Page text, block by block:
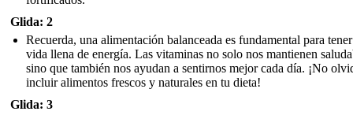
Glida: 2
Recuerda, una alimentación balanceada es fundamental para
vida llena de energía. Las vitaminas no solo nos mantienen
sino que también nos ayudan a sentirnos mejor cada día. ¡No
incluir alimentos frescos y naturales en tu dieta!
Glida: 3